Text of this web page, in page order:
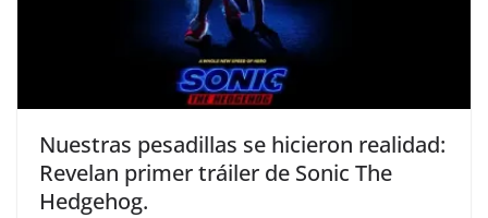
Nuestras pesadillas se hicieron realidad:
Revelan primer tráiler de Sonic The
Hedgehog.